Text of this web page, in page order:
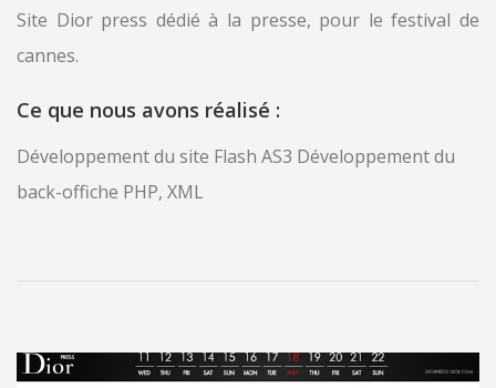
Site Dior press dédié à la presse, pour le festival de
cannes.
Ce que nous avons réalisé :
Développement du site Flash AS3 Développement du
back-offiche PHP, XML